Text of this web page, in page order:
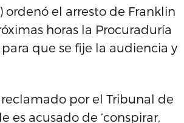
ordenó el arresto de Franklin
horas la Procuraduría
que se fije la audiencia y
por el Tribunal de
es acusado de ‘conspirar,